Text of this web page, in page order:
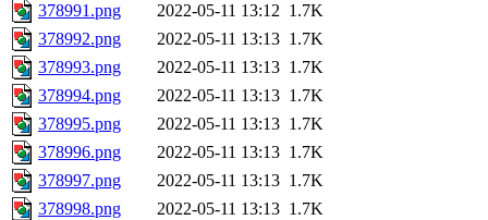
378991.png
2022-05-11 13:12 1.7K
378992.png
2022-05-11 13:13 1.7K
378993.png
2022-05-11 13:13 1.7K
378994.png
2022-05-11 13:13 1.7K
378995.png
2022-05-11 13:13 1.7K
378996.png
2022-05-11 13:13 1.7K
378997.png
2022-05-11 13:13 1.7K
378998.png
2022-05-11 13:13 1.7K